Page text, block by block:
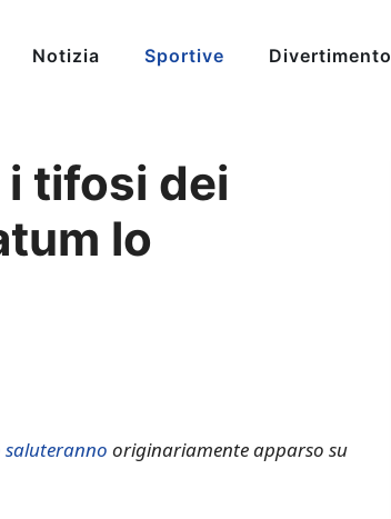
Notizia Sportive Divertimento
tifosi dei
lo
saluteranno originariamente apparso su